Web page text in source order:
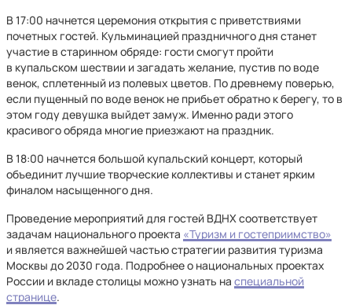
В 17:00 начнется церемония открытия с приветствиями
почетных гостей. Кульминацией праздничного дня станет
участие в старинном обряде: гости смогут пройти
в купальском шествии и загадать желание, пустив по воде
венок, сплетенный из полевых цветов. По древнему поверью,
если пущенный по воде венок не прибьет обратно к берегу, то в
этом году девушка выйдет замуж. Именно ради этого
красивого обряда многие приезжают на праздник.
В 18:00 начнется большой купальский концерт, который
объединит лучшие творческие коллективы и станет ярким
финалом насыщенного дня.
Проведение мероприятий для гостей ВДНХ соответствует
задачам национального проекта «Туризм и гостеприимство»
и является важнейшей частью стратегии развития туризма
Москвы до 2030 года. Подробнее о национальных проектах
России и вкладе столицы можно узнать на специальной
странице.